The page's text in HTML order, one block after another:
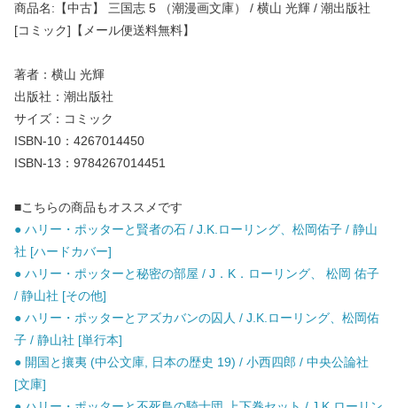
商品名:【中古】 三国志 5 （潮漫画文庫） / 横山 光輝 / 潮出版社
[コミック]【メール便送料無料】
著者：横山 光輝
出版社：潮出版社
サイズ：コミック
ISBN-10：4267014450
ISBN-13：9784267014451
■こちらの商品もオススメです
● ハリー・ポッターと賢者の石 / J.K.ローリング、松岡佑子 / 静山
社 [ハードカバー]
● ハリー・ポッターと秘密の部屋 / J．K．ローリング、 松岡 佑子
/ 静山社 [その他]
● ハリー・ポッターとアズカバンの囚人 / J.K.ローリング、松岡佑
子 / 静山社 [単行本]
● 開国と攘夷 (中公文庫, 日本の歴史 19) / 小西四郎 / 中央公論社
[文庫]